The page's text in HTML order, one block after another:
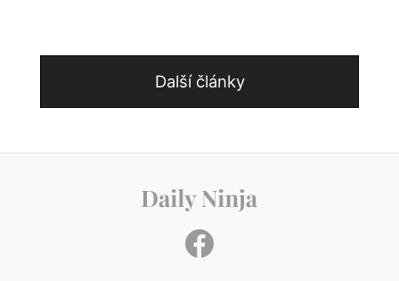
Další články